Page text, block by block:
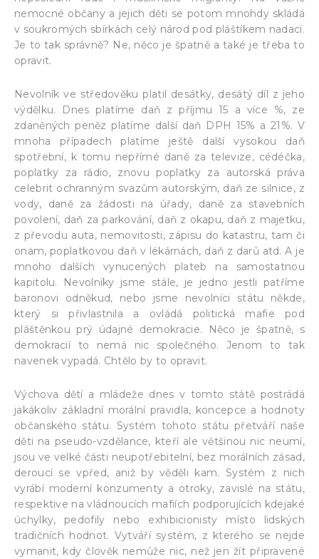
nemocné občany a jejich děti se potom mnohdy skládá
v soukromých sbírkách celý národ pod pláštíkem nadací.
Je to tak správně? Ne, něco je špatně a také je třeba to
opravit.
Nevolník ve středověku platil desátky, desátý díl z jeho
výdělku. Dnes platíme daň z příjmu 15 a více %, ze
zdaněných peněz platíme další daň DPH 15% a 21%. V
mnoha případech platíme ještě další vysokou daň
spotřební, k tomu nepřímé daně za televize, cédéčka,
poplatky za rádio, znovu poplatky za autorská práva
celebrit ochranným svazům autorským, daň ze silnice, z
vody, daně za žádosti na úřady, daně za stavebních
povolení, daň za parkování, daň z okapu, daň z majetku,
z převodu auta, nemovitosti, zápisu do katastru, tam či
onam, poplatkovou daň v lékárnách, daň z darů atd. A je
mnoho dalších vynucených plateb na samostatnou
kapitolu. Nevolníky jsme stále, je jedno jestli patříme
baronovi odněkud, nebo jsme nevolníci státu někde,
který si přivlastnila a ovládá politická mafie pod
pláštěnkou prý údajné demokracie. Něco je špatně, s
demokracií to nemá nic společného. Jenom to tak
navenek vypadá. Chtělo by to opravit.
Výchova dětí a mládeže dnes v tomto státě postrádá
jakákoliv základní morální pravidla, koncepce a hodnoty
občanského státu. Systém tohoto státu přetváří naše
děti na pseudo-vzdělance, kteří ale většinou nic neumí,
jsou ve velké části neupotřebitelní, bez morálních zásad,
deroucí se vpřed, aniž by věděli kam. Systém z nich
vyrábí moderní konzumenty a otroky, zavislé na státu,
respektive na vládnoucích mafiích podporujících kdejaké
úchylky, pedofily nebo exhibicionisty místo lidských
tradičních hodnot. Vytváří systém, z kterého se nejde
vymanit, kdy člověk nemůže nic, než jen žít připravené